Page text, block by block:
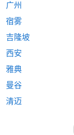
广州
宿雾
吉隆坡
西安
雅典
曼谷
清迈